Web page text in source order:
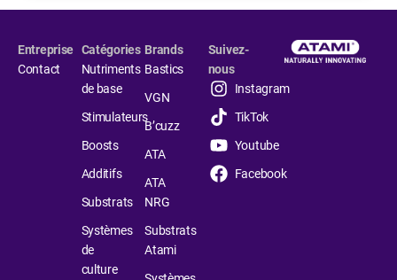
Entreprise
Contact
Catégories
Nutriments
de base
Stimulateurs
Boosts
Additifs
Substrats
Systèmes
de
culture
Brands
Bastics
VGN
B’cuzz
ATA
ATA
NRG
Substrats
Atami
Suivez-
nous
Instagram
TikTok
Youtube
Facebook